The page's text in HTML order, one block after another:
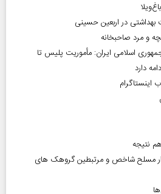
و مرد صاحبخانه
اسلامی ایران­: مأموریت پلیس تا
دارد
اینستاگرام
نتیجه
۸ نفر از اشرار مسلح شاخص و مرتبطین گروهک های